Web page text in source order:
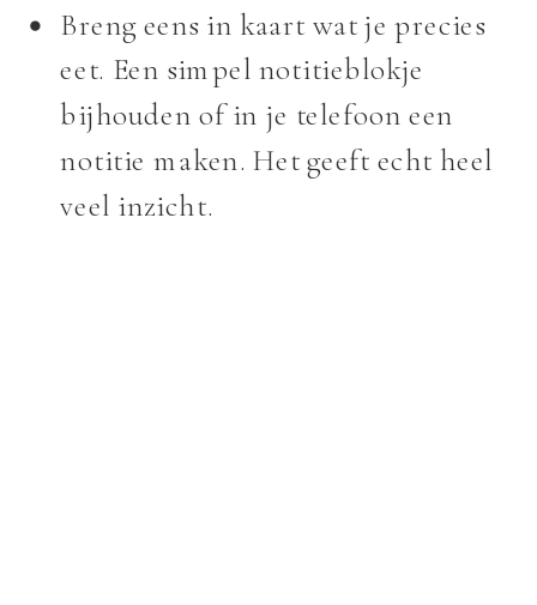
Breng eens in kaart wat je precies
eet. Een simpel notitieblokje
bijhouden of in je telefoon een
notitie maken. Het geeft echt heel
veel inzicht.